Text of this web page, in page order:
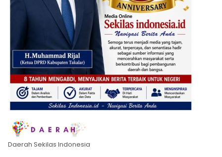
Daerah Sekilas Indonesia